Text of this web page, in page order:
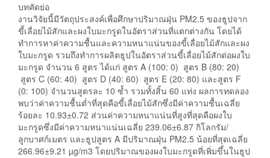
บทคัดย่อ
งานวิจัยนี้มีวัตถุประสงค์เพื่อศึกษาปริมาณฝุ่น PM2.5 ของธูปจาก
ขี้เลื่อยไม้สักและผงใบมะกรูดในอัตราส่วนที่แตกต่างกัน โดยได้
ทำการหาค่าความชื้นและความหนาแน่นของขี้เลื่อยไม้สักและผง
ใบมะกรูด รวมถึงทำการผลิตธูปในอัตราส่วนขี้เลื่อยไม้สักต่อผงใบ
มะกรูด จำนวน 6 สูตร ได้แก่ สูตร A (100: 0) สูตร B (80: 20)
สูตร C (60: 40) สูตร D (40: 60) สูตร E (20: 80) และสูตร F
(0: 100) จำนวนสูตรละ 10 ซ้ำ รวมทั้งสิ้น 60 แท่ง ผลการทดลอง
พบว่าค่าความชื้นต่ำที่สุดคือขี้เลื่อยไม้สักซึ่งมีค่าความชื้นเฉลี่ย
ร้อยละ 10.93±0.72 ส่วนค่าความหนาแน่นที่สูงที่สุดคือผงใบ
มะกรูดซึ่งมีค่าความหนาแน่นเฉลี่ย 239.06±6.87 กิโลกรัม/
ลูกบาศก์เมตร และธูปสูตร A มีปริมาณฝุ่น PM2.5 น้อยที่สุดเฉลี่ย
266.96±9.21 µg/m3 โดยปริมาณของผงใบมะกรูดที่เพิ่มขึ้นในธูป